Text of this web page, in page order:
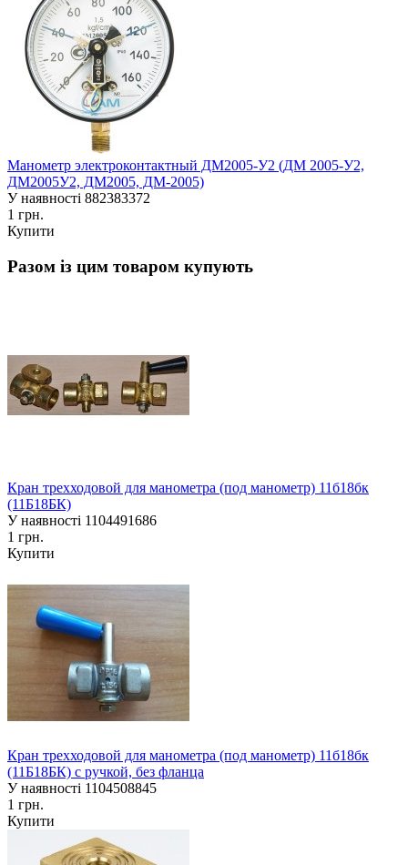
Манометр электроконтактный ДМ2005-У2 (ДМ 2005-У2,
ДМ2005У2, ДМ2005, ДМ-2005)
У наявності 882383372
1 грн.
Купити
Разом із цим товаром купують
Кран трехходовой для манометра (под манометр) 11б18бк
(11Б18БК)
У наявності 1104491686
1 грн.
Купити
Кран трехходовой для манометра (под манометр) 11б18бк
(11Б18БК) с ручкой, без фланца
У наявності 1104508845
1 грн.
Купити